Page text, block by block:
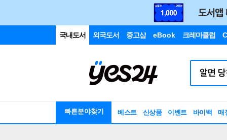
국내도서 외국도서 중고샵 eBook 크레마클럽
빠른분야찾기 베스트 신상품 이벤트 바이백 매